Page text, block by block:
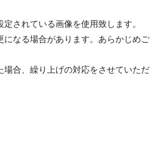
されている画像を使用致します。
なる場合があります。あらかじめご
合、繰り上げの対応をさせていただ